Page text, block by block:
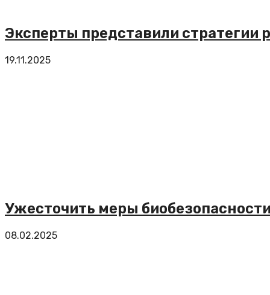
Эксперты представили стратегии
19.11.2025
Ужесточить меры
08.02.2025